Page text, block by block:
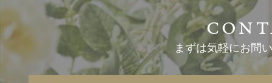
まずは気軽にお問